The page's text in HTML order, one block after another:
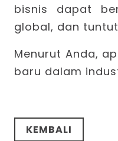
bisnis dapat
global, dan
Menurut Anda,
baru dalam
KEMBALI